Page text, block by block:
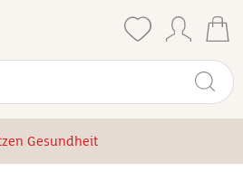
Gesundheit